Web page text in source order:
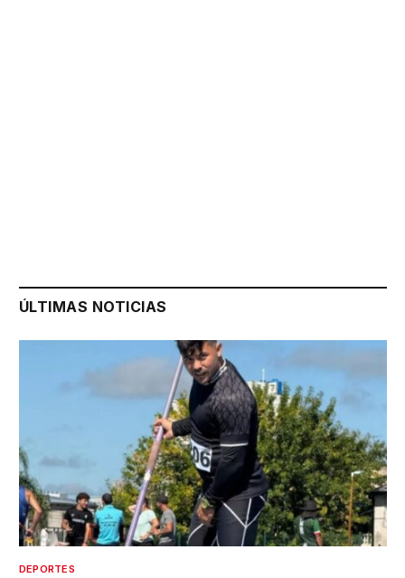
ÚLTIMAS NOTICIAS
DEPORTES